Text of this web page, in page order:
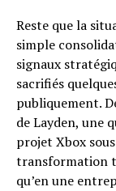
Reste que la
simple
signaux
sacrifiés
publiquement.
de Layden, une
projet Xbox
transformation
qu’en une